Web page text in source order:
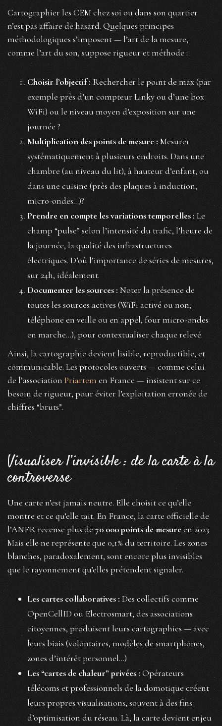
Cartographier les CEM chez soi ou dans son quartier
n’est pas affaire de hasard. Quelques principes
méthodologiques s’imposent — l’art de la mesure,
comme l’art du son, suppose rigueur et méthode :
Choisir l’objectif : Rechercher le point de max (par
exemple près d’un compteur Linky ou d’une box
WiFi) ou le niveau moyen d’exposition sur une
journée ?
Multiplication des points de mesure : Mesurer
systématiquement à plusieurs endroits. Dans une
chambre (au niveau du lit), à hauteur d’enfant, ou
dans une cuisine (près des plaques à induction,
micro-ondes...)?
Prendre en compte les variations temporelles : Le
champ “pulse” selon l’intensité du trafic, l’heure de
la journée, la qualité des infrastructures
électriques. D’où l’importance de séries de mesures,
sur 24h, idéalement.
Documenter les sources : Noter la présence de
toutes les sources actives (WiFi activé ou non,
téléphone en veille ou en appel, four micro-ondes
en marche…), pour contextualiser chaque relevé.
Ainsi, la cartographie devient lisible, reproductible, et
communicable. Les protocoles ouverts — comme celui
de l’association Priartem en France — insistent sur ce
besoin de rigueur, pour éviter l’exploitation erronée de
chiffres “bruts”.
Visualiser l’invisible : de la carte à la
controverse
Une carte n’est jamais neutre. Elle choisit ce qu’elle
montre et ce qu’elle tait. En France, la carte officielle de
l’ANFR recense plus de 70 000 points de mesureen 2023.
Mais elle ne représente que 0,1% du territoire. Les zones
blanches, paradoxalement, sont encore plus invisibles
que le rayonnement qu’elles prétendent signaler.
Les cartes collaboratives : Des collectifs comme
OpenCellID ou Electrosmart, des associations
citoyennes, produisent leurs cartographies — avec
leurs biais (volontaires, modèles de smartphones,
zones d’intérêt personnel...)
Les “cartes de chaleur” privées : Opérateurs
télécoms et professionnels de la domotique créent
leurs propres visualisations, souvent à des fins
d’optimisation du réseau. Là, la carte devient enjeu